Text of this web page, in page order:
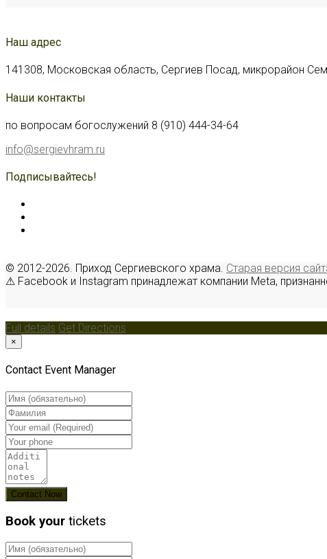
Наш адрес
141308, Московская область, Сергиев Посад, микрорайон
Наши контакты
по вопросам богослужений 8 (910) 444-34-64
info@sergievhram.ru
Подписывайтесь!
© 2012-2026. Приход Сергиевского храма. Старая версия
⚠ Facebook и Instagram принадлежат компании Meta,
Full details Get Directions
×
Contact Event Manager
Book your tickets